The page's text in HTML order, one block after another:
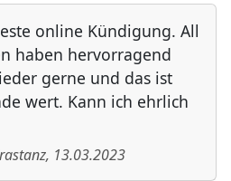
online Kündigung. All
haben hervorragend
gerne und das ist
wert. Kann ich ehrlich
, 13.03.2023